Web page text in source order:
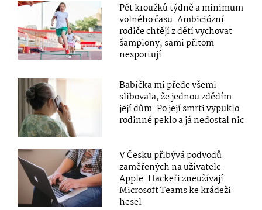
Pět kroužků týdně a minimum
volného času. Ambiciózní
rodiče chtějí z dětí vychovat
šampiony, sami přitom
nesportují
Babička mi přede všemi
slibovala, že jednou zdědím
její dům. Po její smrti vypuklo
rodinné peklo a já nedostal nic
V Česku přibývá podvodů
zaměřených na uživatele
Apple. Hackeři zneužívají
Microsoft Teams ke krádeži
hesel